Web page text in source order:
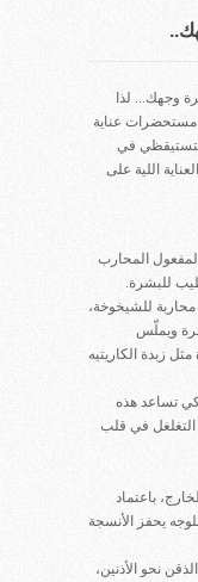
وجهك... لذا
مستحضرات عناية
لتستيقظي في
اللية على
المحارب
للبشرة.
للشيخوخة،
ويملّس
زبدة الكاريتيه
تساعد هذه
في قلب
باعتماد
يحفز الأنسجة
نحو الأذنين،